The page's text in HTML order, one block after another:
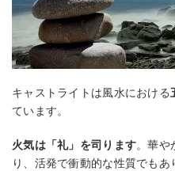
キャストライトは風水における
ています。
火気は「礼」を司ります。華や
り、活発で衝動的な性質でも